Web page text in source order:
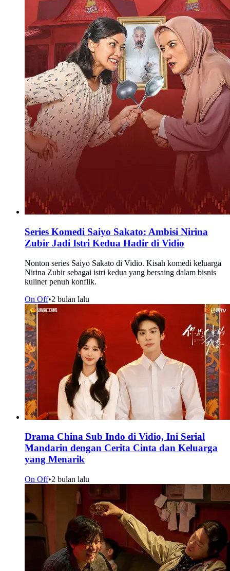
Series Komedi Saiyo Sakato: Ambisi Nirina
Zubir Jadi Istri Kedua Hadir di Vidio
Nonton series Saiyo Sakato di Vidio. Kisah komedi keluarga
Nirina Zubir sebagai istri kedua yang bersaing dalam bisnis
kuliner penuh konflik.
On Off•2 bulan lalu
Drama China Sub Indo di Vidio, Ini Serial
Mandarin dengan Cerita Cinta dan Keluarga
yang Menarik
On Off•2 bulan lalu